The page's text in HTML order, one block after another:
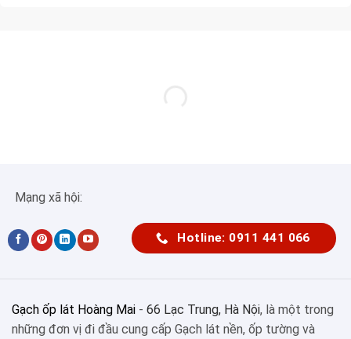
Mạng xã hội:
Hotline: 0911 441 066
Gạch ốp lát Hoàng Mai - 66 Lạc Trung, Hà Nội, là một trong
những đơn vị đi đầu cung cấp Gạch lát nền, ốp tường và